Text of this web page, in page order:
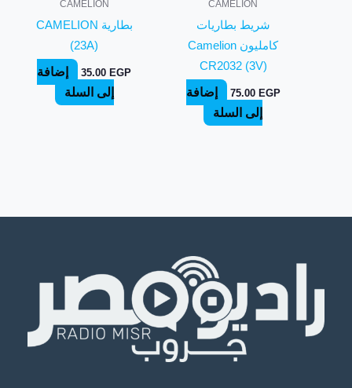
CAMELION
شريط بطاريات
كامليون Camelion
CR2032 (3V)
75.00 EGP
إضافة
إلى السلة
CAMELION
بطارية CAMELION
(23A)
35.00EGP
إضافة
إلى السلة